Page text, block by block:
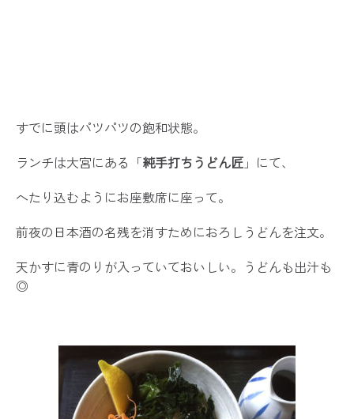
すでに頭はパツパツの飽和状態。
ランチは大宮にある「純手打ちうどん匠 」にて、
へたり込むようにお座敷席に座って。
前夜の日本酒の名残を消すためにおろしうどんを注文。
天かすに青のりが入っていておいしい。うどんも出汁も
◎